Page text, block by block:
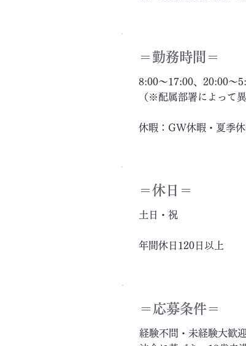
＝勤務時間＝
8:00～17:00、20:00～
（※配属部署によって
休暇：GW休暇・夏季
＝休日＝
土日・祝
年間休日120日以上
＝応募条件＝
経験不問・未経験大歓迎